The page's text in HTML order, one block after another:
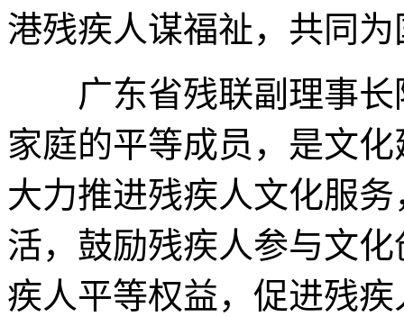
港残疾人谋福祉，共同
广东省残联副理事长
家庭的平等成员，是文
大力推进残疾人文化服
活，鼓励残疾人参与文
疾人平等权益，促进残